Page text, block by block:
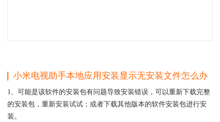
小米电视助手本地应用安装显示无安装文件怎么办
1、可能是该软件的安装包有问题导致安装错误，可以重新下载完整
的安装包，重新安装试试；或者下载其他版本的软件安装包进行安
装。